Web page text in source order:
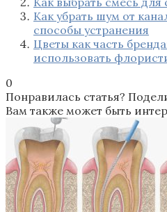
Как убрать шум от
способы устранения
Цветы как часть
использовать
0
Понравилась статья?
Вам также может быть